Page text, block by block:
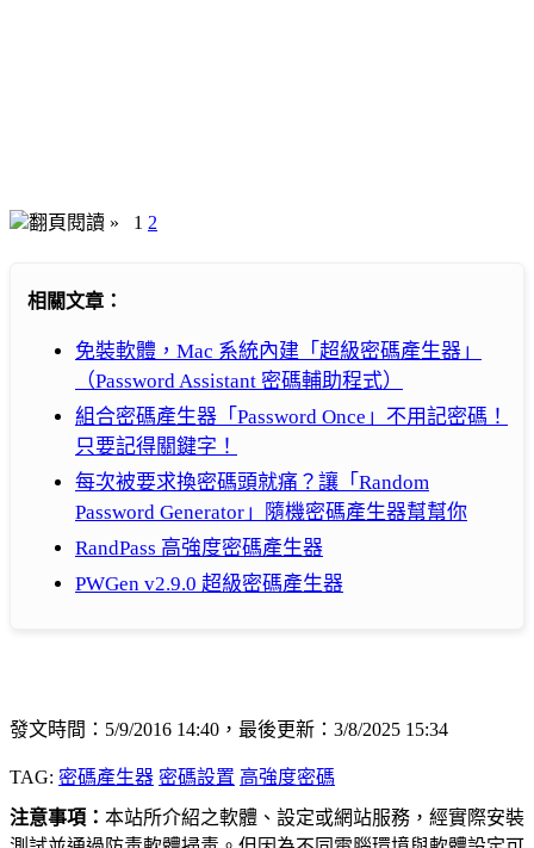
翻頁閱讀 » 1 2
相關文章：
免裝軟體，Mac 系統內建「超級密碼產生器」
（Password Assistant 密碼輔助程式）
組合密碼產生器「Password Once」不用記密碼！
只要記得關鍵字！
每次被要求換密碼頭就痛？讓「Random
Password Generator」隨機密碼產生器幫幫你
RandPass 高強度密碼產生器
PWGen v2.9.0 超級密碼產生器
發文時間：5/9/2016 14:40，最後更新：3/8/2025 15:34
TAG: 密碼產生器 密碼設置 高強度密碼
注意事項： 本站所介紹之軟體、設定或網站服務，經實際安裝